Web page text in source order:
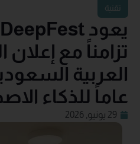
تقنية
تزامناً مع إعلان
عاماً للذكاء
29 يونيو, 2026